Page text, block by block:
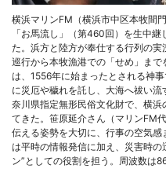
横浜マリンFM（横浜市中区本牧間
「お馬流し」（第460回）を生中
た。浜方と陸方が奉仕する行列の
巡行から本牧漁港での「せめ」ま
は、1556年に始まったとされる神
に災厄や穢れを託し、大海へ祓い
奈川県指定無形民俗文化財で、横
てきた。笹原延介さん（マリンFM
伝える姿勢を大切に、行事の空気
は平時の情報発信に加え、災害時
ン”としての役割を担う。周波数は